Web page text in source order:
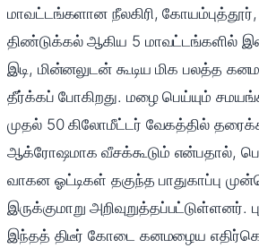
மாவட்டங்களான நீலகிரி, கோயம்புத்தூர்,
திண்டுக்கல் ஆகிய 5 மாவட்டங்களில்
இடி, மின்னலுடன் கூடிய மிக பலத்த
தீர்க்கப் போகிறது. மழை பெய்யும்
முதல் 50 கிலோமீட்டர் வேகத்தில்
ஆக்ரோஷமாக வீசக்கூடும் என்பதால்,
வாகன ஓட்டிகள் தகுந்த பாதுகாப்பு
இருக்குமாறு அறிவுறுத்தப்பட்டுள்ளனர்.
இந்தத் திடீர் கோடை கனமழைய